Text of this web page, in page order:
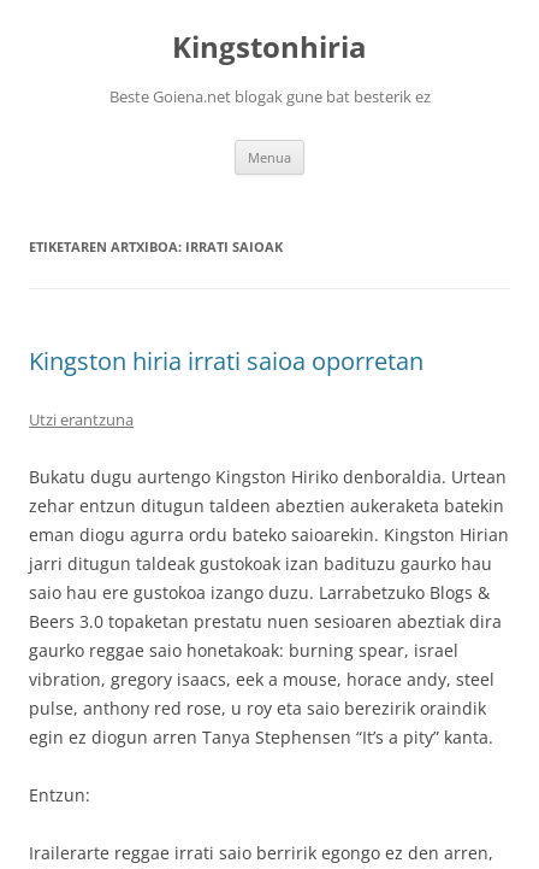
Kingstonhiria
Beste Goiena.net blogak gune bat besterik ez
Menua
ETIKETAREN ARTXIBOA: IRRATI SAIOAK
Kingston hiria irrati saioa oporretan
Utzi erantzuna
Bukatu dugu aurtengo Kingston Hiriko denboraldia. Urtean
zehar entzun ditugun taldeen abeztien aukeraketa batekin
eman diogu agurra ordu bateko saioarekin. Kingston Hirian
jarri ditugun taldeak gustokoak izan badituzu gaurko hau
saio hau ere gustokoa izango duzu. Larrabetzuko Blogs &
Beers 3.0 topaketan prestatu nuen sesioaren abeztiak dira
gaurko reggae saio honetakoak: burning spear, israel
vibration, gregory isaacs, eek a mouse, horace andy, steel
pulse, anthony red rose, u roy eta saio berezirik oraindik
egin ez diogun arren Tanya Stephensen “It’s a pity” kanta.
Entzun:
Irailerarte reggae irrati saio berririk egongo ez den arren,